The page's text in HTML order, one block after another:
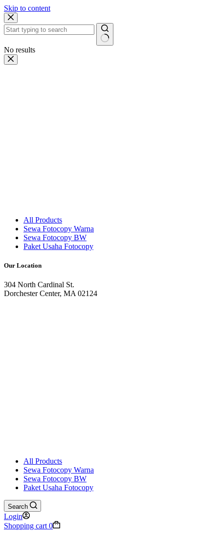
Skip to content
No results
All Products
Sewa Fotocopy Warna
Sewa Fotocopy BW
Paket Usaha Fotocopy
Our Location
304 North Cardinal St.
Dorchester Center, MA 02124
All Products
Sewa Fotocopy Warna
Sewa Fotocopy BW
Paket Usaha Fotocopy
Search
Login
Shopping cart 0